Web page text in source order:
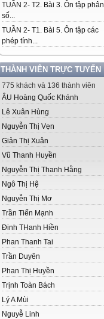
TUẦN 2- T2. Bài 3. Ôn tập phân
số...
TUẦN 2- T1. Bài 5. Ôn tập các
phép tính...
THÀNH VIÊN TRỰC TUYẾN
775 khách và 136 thành viên
ÂU Hoàng Quốc Khánh
Lê Xuân Hùng
Nguyễn Thị Vẹn
Giản Thị Xuân
Vũ Thanh Huyền
Nguyễn Thị Thanh Hằng
Ngô Thị Hệ
Nguyễn Thị Mơ
Trần Tiến Mạnh
Đinh THanh Hiền
Phan Thanh Tai
Trần Duyên
Phan Thị Huyền
Trịnh Toàn Bách
Lý A Mùi
Nguyễ Linh